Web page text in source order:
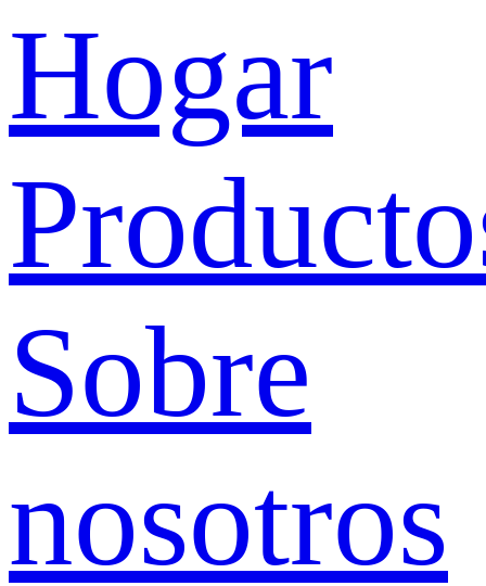
Hogar
Sobre
nosotros